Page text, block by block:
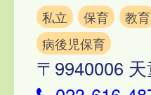
私立
保育 教育
病後児保育
〒9940006